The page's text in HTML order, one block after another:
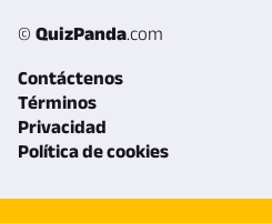
© QuizPanda.com
Contáctenos
Términos
Privacidad
Política de cookies